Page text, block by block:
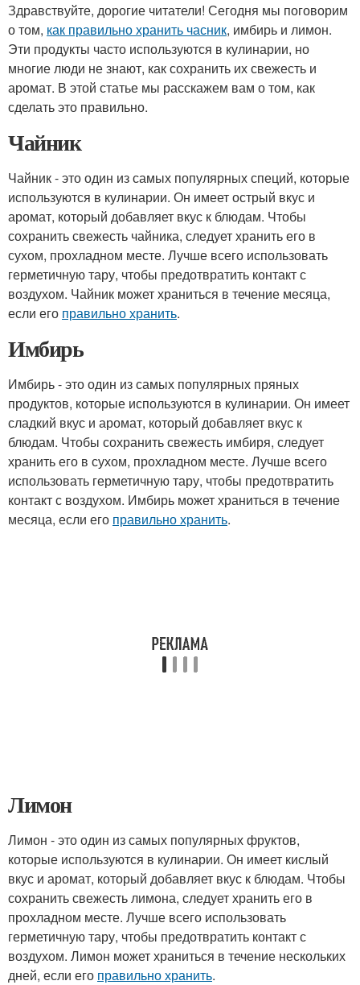
Здравствуйте, дорогие читатели! Сегодня мы поговорим
о том, как правильно хранить часник, имбирь и лимон.
Эти продукты часто используются в кулинарии, но
многие люди не знают, как сохранить их свежесть и
аромат. В этой статье мы расскажем вам о том, как
сделать это правильно.
Чайник
Чайник - это один из самых популярных специй, которые
используются в кулинарии. Он имеет острый вкус и
аромат, который добавляет вкус к блюдам. Чтобы
сохранить свежесть чайника, следует хранить его в
сухом, прохладном месте. Лучше всего использовать
герметичную тару, чтобы предотвратить контакт с
воздухом. Чайник может храниться в течение месяца,
если его правильно хранить.
Имбирь
Имбирь - это один из самых популярных пряных
продуктов, которые используются в кулинарии. Он имеет
сладкий вкус и аромат, который добавляет вкус к
блюдам. Чтобы сохранить свежесть имбиря, следует
хранить его в сухом, прохладном месте. Лучше всего
использовать герметичную тару, чтобы предотвратить
контакт с воздухом. Имбирь может храниться в течение
месяца, если его правильно хранить.
Лимон
Лимон - это один из самых популярных фруктов,
которые используются в кулинарии. Он имеет кислый
вкус и аромат, который добавляет вкус к блюдам. Чтобы
сохранить свежесть лимона, следует хранить его в
прохладном месте. Лучше всего использовать
герметичную тару, чтобы предотвратить контакт с
воздухом. Лимон может храниться в течение нескольких
дней, если его правильно хранить.